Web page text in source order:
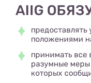
AIIG
предоставлять
положениями
принимать
разумные
которых